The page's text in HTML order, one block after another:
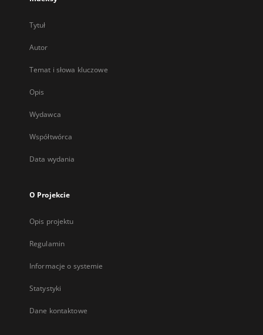
Tytuł
Autor
Temat i słowa kluczowe
Opis
Wydawca
Współtwórca
Data wydania
O Projekcie
Opis projektu
Regulamin
Informacje o systemie
Statystyki
Dane kontaktowe